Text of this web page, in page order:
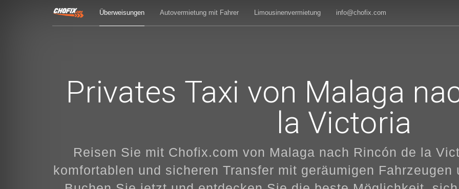
Überweisungen Autovermietung mit Fahrer Limousinenvermietung info@chofix.com
Privates Taxi von Malaga
la Victoria
Reisen Sie mit Chofix.com von Malaga nach Rincón de la
komfortablen und sicheren Transfer mit geräumigen